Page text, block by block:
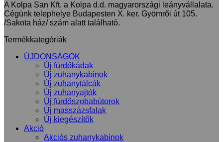
A Kolpa San Kft. a Kolpa d.d. magyarországi leányvállalata.
Cégünk telephelye Budapesten X. ker. Gyömrői út 105.
/Sakota ház/ szám alatt található.
Termékkategóriák
ÚJDONSÁGOK
Új fürdőkádak
Új zuhanykabinok
Új zuhanytálcák
Új zuhanyajtók
Új fürdőszobabútorok
Új masszázsfalak
Új kiegészítők
Akció
Akciós zuhanykabinok